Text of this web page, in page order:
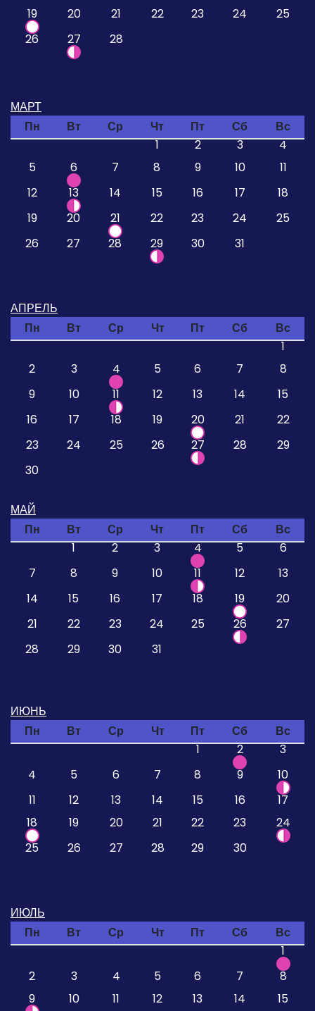
19
20 21 22 23 24
25
26
27 28
МАРТ
Пн
Вт Ср Чт Пт Сб
Вс
1
2 3
4
5
6 7 8 9 10
11
12
13 14 15 16 17
18
19
20 21 22 23 24
25
26
27 28 29 30 31
АПРЕЛЬ
Пн
Вт Ср Чт Пт Сб
Вс
1
2
3 4 5 6 7
8
9
10 11 12 13 14
15
16
17 18 19 20 21
22
23
24 25 26 27 28
29
30
МАЙ
Пн
Вт Ср Чт Пт Сб
Вс
1
2 3 4 5
6
7
8 9 10 11 12
13
14
15 16 17 18 19
20
21
22 23 24 25 26
27
28
29 30 31
ИЮНЬ
Пн
Вт Ср Чт Пт Сб
Вс
1
2
3
4
5 6 7 8 9
10
11
12 13 14 15 16
17
18
19 20 21 22 23
24
25
26 27 28 29 30
ИЮЛЬ
Пн
Вт Ср Чт Пт Сб
Вс
1
2
3 4 5 6 7
8
9
10 11 12 13 14 15